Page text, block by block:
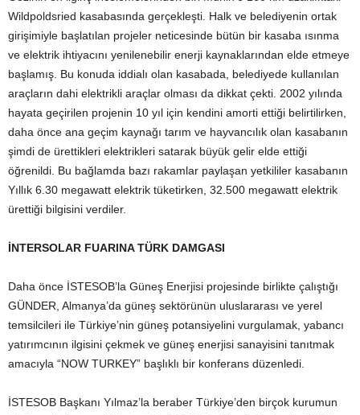
Wildpoldsried kasabasında gerçekleşti. Halk ve belediyenin ortak
girişimiyle başlatılan projeler neticesinde bütün bir kasaba ısınma
ve elektrik ihtiyacını yenilenebilir enerji kaynaklarından elde etmeye
başlamış. Bu konuda iddialı olan kasabada, belediyede kullanılan
araçların dahi elektrikli araçlar olması da dikkat çekti. 2002 yılında
hayata geçirilen projenin 10 yıl için kendini amorti ettiği belirtilirken,
daha önce ana geçim kaynağı tarım ve hayvancılık olan kasabanın
şimdi de ürettikleri elektrikleri satarak büyük gelir elde ettiği
öğrenildi. Bu bağlamda bazı rakamlar paylaşan yetkililer kasabanın
Yıllık 6.30 megawatt elektrik tüketirken, 32.500 megawatt elektrik
ürettiği bilgisini verdiler.
İNTERSOLAR FUARINA TÜRK DAMGASI
Daha önce İSTESOB’la Güneş Enerjisi projesinde birlikte çalıştığı
GÜNDER, Almanya’da güneş sektörünün uluslararası ve yerel
temsilcileri ile Türkiye’nin güneş potansiyelini vurgulamak, yabancı
yatırımcının ilgisini çekmek ve güneş enerjisi sanayisini tanıtmak
amacıyla “NOW TURKEY” başlıklı bir konferans düzenledi.
İSTESOB Başkanı Yılmaz’la beraber Türkiye’den birçok kurumun